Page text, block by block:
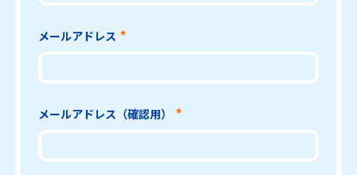
メールアドレス
メールアドレス（確認用）